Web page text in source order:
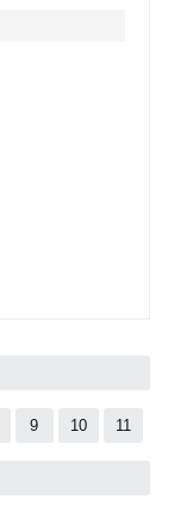
9 10 11